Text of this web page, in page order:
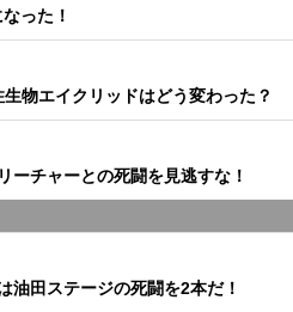
った！
物エイクリッドはどう変わった？
チャーとの死闘を見逃すな！
田ステージの死闘を2本だ！